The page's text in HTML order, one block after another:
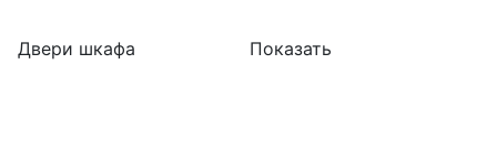
Двери шкафа Показать